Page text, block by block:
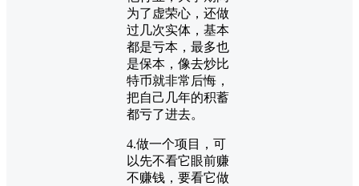
为了虚荣心，还做
过几次实体，基本
都是亏本，最多也
是保本，像去炒比
特币就非常后悔，
把自己几年的积蓄
都亏了进去。
4.做一个项目，可
以先不看它眼前赚
不赚钱，要看它做